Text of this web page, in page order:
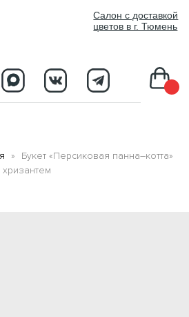
Букет «Персиковая панна–котта»